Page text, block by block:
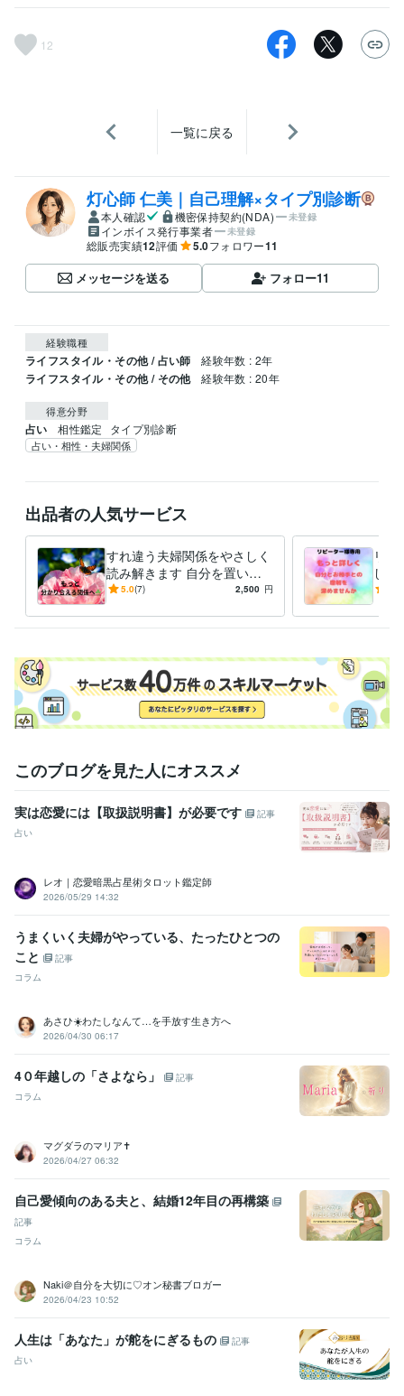
12
一覧に戻る
灯心師 仁美｜自己理解×タイプ別診断
本人確認 機密保持契約(NDA) 未登録
インボイス発行事業者 未登録
総販売実績12評価 5.0フォロワー11
メッセージを送る フォロー11
経験職種
ライフスタイル・その他 / 占い師 経験年数 : 2年
ライフスタイル・その他 / その他 経験年数 : 20年
得意分野
占い 相性鑑定 タイプ別診断
占い・相性・夫婦関係
出品者の人気サービス
すれ違う夫婦関係をやさしく
読み解きます 自分を置いて
いかない夫婦関係をサポート
5.0(7) 2,500 円
リ
し
から
このブログを見た人にオススメ
実は恋愛には【取扱説明書】が必要です
記事
占い
レオ｜恋愛暗黒占星術タロット鑑定師
2026/05/29 14:32
うまくいく夫婦がやっている、たったひとつの
こと
記事
コラム
あさひ☀️わたしなんて…を手放す生き方へ
2026/04/30 06:17
4０年越しの「さよなら」
記事
コラム
マグダラのマリア✝️
2026/04/27 06:32
自己愛傾向のある夫と、結婚12年目の再構築
記事
コラム
Naki＠自分を大切に♡オン秘書ブロガー
2026/04/23 10:52
人生は「あなた」が舵をにぎるもの
記事
占い